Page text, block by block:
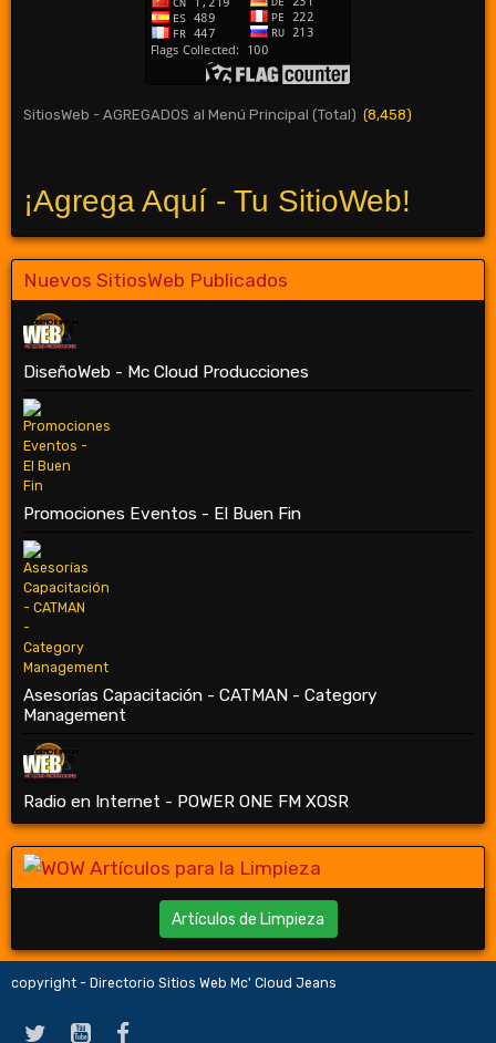
SitiosWeb - AGREGADOS al Menú Principal (Total) (8,458)
¡Agrega Aquí - Tu SitioWeb!
Nuevos SitiosWeb Publicados
DiseñoWeb - Mc Cloud Producciones
Promociones Eventos - El Buen Fin
Asesorías Capacitación - CATMAN - Category
Management
Radio en Internet - POWER ONE FM XOSR
Artículos de Limpieza
copyright - Directorio Sitios Web Mc' Cloud Jeans